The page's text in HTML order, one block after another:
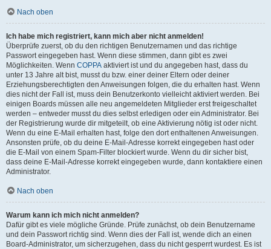
Nach oben
Ich habe mich registriert, kann mich aber nicht anmelden!
Überprüfe zuerst, ob du den richtigen Benutzernamen und das richtige
Passwort eingegeben hast. Wenn diese stimmen, dann gibt es zwei
Möglichkeiten. Wenn COPPA aktiviert ist und du angegeben hast, dass du
unter 13 Jahre alt bist, musst du bzw. einer deiner Eltern oder deiner
Erziehungsberechtigten den Anweisungen folgen, die du erhalten hast. Wenn
dies nicht der Fall ist, muss dein Benutzerkonto vielleicht aktiviert werden. Bei
einigen Boards müssen alle neu angemeldeten Mitglieder erst freigeschaltet
werden – entweder musst du dies selbst erledigen oder ein Administrator. Bei
der Registrierung wurde dir mitgeteilt, ob eine Aktivierung nötig ist oder nicht.
Wenn du eine E-Mail erhalten hast, folge den dort enthaltenen Anweisungen.
Ansonsten prüfe, ob du deine E-Mail-Adresse korrekt eingegeben hast oder
die E-Mail von einem Spam-Filter blockiert wurde. Wenn du dir sicher bist,
dass deine E-Mail-Adresse korrekt eingegeben wurde, dann kontaktiere einen
Administrator.
Nach oben
Warum kann ich mich nicht anmelden?
Dafür gibt es viele mögliche Gründe. Prüfe zunächst, ob dein Benutzername
und dein Passwort richtig sind. Wenn dies der Fall ist, wende dich an einen
Board-Administrator, um sicherzugehen, dass du nicht gesperrt wurdest. Es ist